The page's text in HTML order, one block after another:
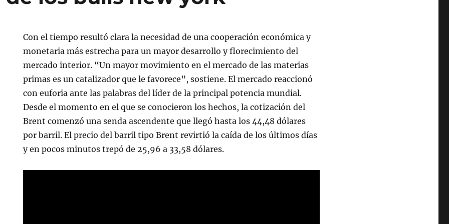
Con el tiempo resultó clara la necesidad de una cooperación económica y
monetaria más estrecha para un mayor desarrollo y florecimiento del
mercado interior. “Un mayor movimiento en el mercado de las materias
primas es un catalizador que le favorece”, sostiene. El mercado reaccionó
con euforia ante las palabras del líder de la principal potencia mundial.
Desde el momento en el que se conocieron los hechos, la cotización del
Brent comenzó una senda ascendente que llegó hasta los 44,48 dólares
por barril. El precio del barril tipo Brent revirtió la caída de los últimos días
y en pocos minutos trepó de 25,96 a 33,58 dólares.